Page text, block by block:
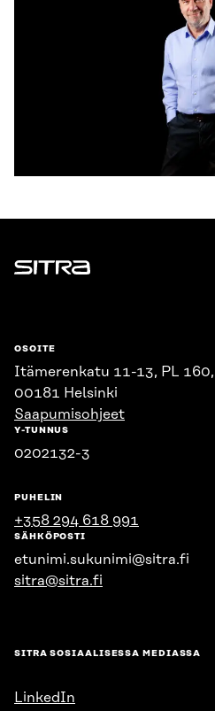
Sitra
OSOITE
Itämerenkatu 11-13, PL 160,
00181 Helsinki
Saapumisohjeet
Y-TUNNUS
0202132-3
PUHELIN
+358 294 618 991
SÄHKÖPOSTI
etunimi.sukunimi@sitra.fi
sitra@sitra.fi
SITRA SOSIAALISESSA MEDIASSA
LinkedIn